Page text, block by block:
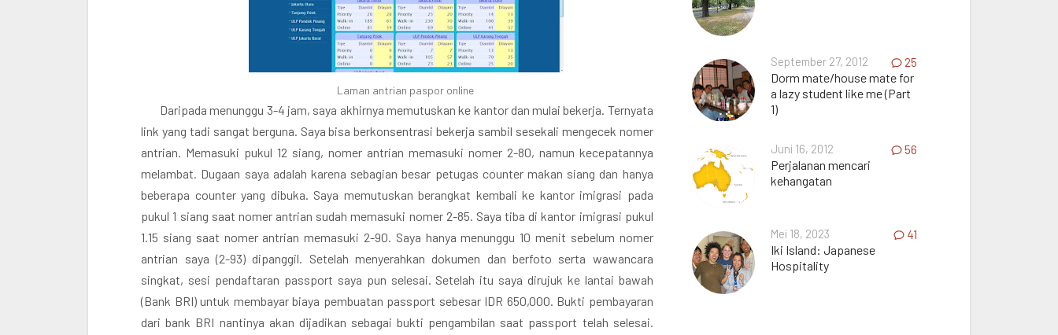
Laman antrian paspor online
Daripada menunggu 3-4 jam, saya akhirnya memutuskan ke kantor dan mulai bekerja. Ternyata
link yang tadi sangat berguna. Saya bisa berkonsentrasi bekerja sambil sesekali mengecek nomer
antrian. Memasuki pukul 12 siang, nomer antrian memasuki nomer 2-80, namun kecepatannya
melambat. Dugaan saya adalah karena sebagian besar petugas counter makan siang dan hanya
beberapa counter yang dibuka. Saya memutuskan berangkat kembali ke kantor imigrasi pada
pukul 1 siang saat nomer antrian sudah memasuki nomer 2-85. Saya tiba di kantor imigrasi pukul
1.15 siang saat nomer antrian memasuki 2-90. Saya hanya menunggu 10 menit sebelum nomer
antrian saya (2-93) dipanggil. Setelah menyerahkan dokumen dan berfoto serta wawancara
singkat, sesi pendaftaran passport saya pun selesai. Setelah itu saya dirujuk ke lantai bawah
(Bank BRI) untuk membayar biaya pembuatan passport sebesar IDR 650,000. Bukti pembayaran
dari bank BRI nantinya akan dijadikan sebagai bukti pengambilan saat passport telah selesai.
September 27, 2012 25
Dorm mate/house mate for
a lazy student like me (Part
1)
Juni 16, 2012 56
Perjalanan mencari
kehangatan
Mei 18, 2023 41
Iki Island: Japanese
Hospitality